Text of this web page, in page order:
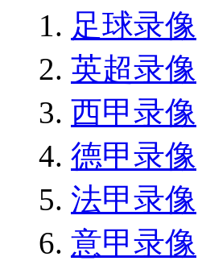
足球录像
英超录像
西甲录像
德甲录像
法甲录像
意甲录像